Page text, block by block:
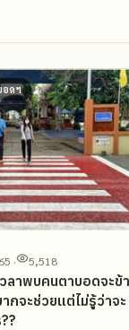
ดฯ
· 5,518
วลาพบคนตาบอดจะข้
กจะช่วยแต่ไม่รู้ว่าจะ